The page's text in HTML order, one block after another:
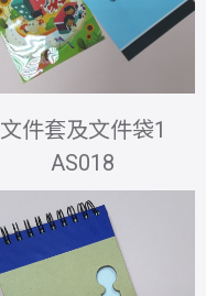
文件套及文件袋1
AS018